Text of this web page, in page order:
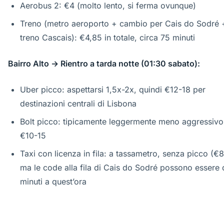
Aerobus 2: €4 (molto lento, si ferma ovunque)
Treno (metro aeroporto + cambio per Cais do Sodré
treno Cascais): €4,85 in totale, circa 75 minuti
Bairro Alto → Rientro a tarda notte (01:30 sabato):
Uber picco: aspettarsi 1,5x-2x, quindi €12-18 per
destinazioni centrali di Lisbona
Bolt picco: tipicamente leggermente meno
€10-15
Taxi con licenza in fila: a tassametro, senza picco
ma le code alla fila di Cais do Sodré possono essere
minuti a quest’ora